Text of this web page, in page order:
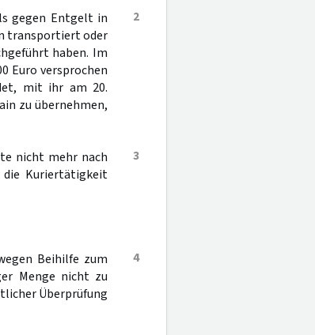
2
gegen Entgelt in
transportiert oder
haben. Im
Euro versprochen
mit ihr am 20.
zu übernehmen,
3
nicht mehr nach
die Kuriertätigkeit
4
Beihilfe zum
Menge nicht zu
Überprüfung